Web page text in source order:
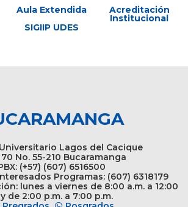
Aula Extendida
SIGIIP UDES
Acreditación
Institucional
Lagos del Cacique
No. 55-210 Bucaramanga
(+57) (607) 6516500
Programas: (607) 6318179
lunes a viernes de 8:00 a.m. a 12:00
de 2:00 p.m. a 7:00 p.m.